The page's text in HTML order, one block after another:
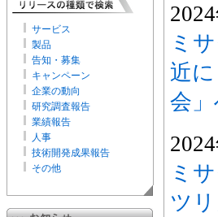
サービス
製品
告知・募集
キャンペーン
企業の動向
研究調査報告
業績報告
人事
技術開発成果報告
その他
ミ
近
会
ミ
ツ